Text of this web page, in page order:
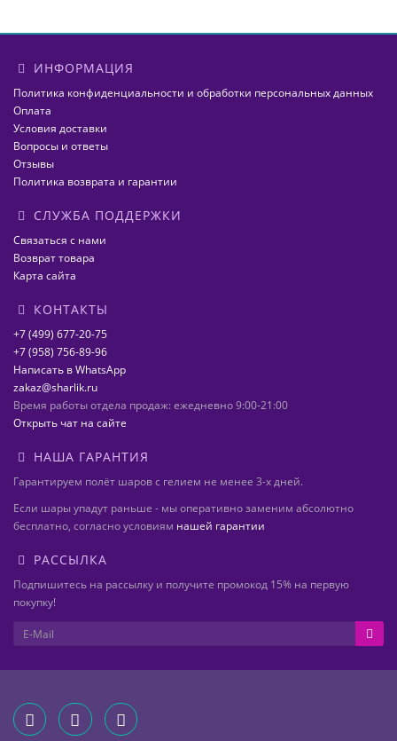
ИНФОРМАЦИЯ
Политика конфиденциальности и обработки персональных данных
Оплата
Условия доставки
Вопросы и ответы
Отзывы
Политика возврата и гарантии
СЛУЖБА ПОДДЕРЖКИ
Связаться с нами
Возврат товара
Карта сайта
КОНТАКТЫ
+7 (499) 677-20-75
+7 (958) 756-89-96
Написать в WhatsApp
zakaz@sharlik.ru
Время работы отдела продаж: ежедневно 9:00-21:00
Открыть чат на сайте
НАША ГАРАНТИЯ
Гарантируем полёт шаров с гелием не менее 3-х дней.
Если шары упадут раньше - мы оперативно заменим абсолютно
бесплатно, согласно условиям нашей гарантии
РАССЫЛКА
Подпишитесь на рассылку и получите промокод 15% на первую
покупку!